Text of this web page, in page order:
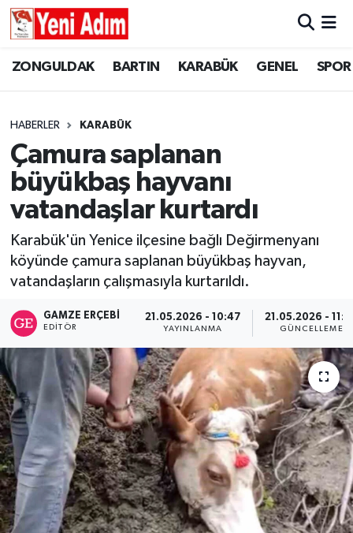
ZONGULDAK BARTIN KARABÜK GENEL SPOR
HABERLER KARABÜK
Çamura saplanan
büyükbaş hayvanı
vatandaşlar kurtardı
Karabük'ün Yenice ilçesine bağlı Değirmenyanı
köyünde çamura saplanan büyükbaş hayvan,
vatandaşların çalışmasıyla kurtarıldı.
GAMZE ERÇEBI
EDITÖR
21.05.2026 - 10:47
YAYINLANMA
21.05.2026 -
GÜNCELLEME
ZONGULDAK
GÜNCEL
SİYASET
RESMİ İLAN
ZONGULDAK
GENEL
SPOR
SİYASET
RESMİ İLAN
Künye
Zonguldak Hava Durumu
Tüm Manşetler
Son Dakika Haberleri
Haber Arşivi